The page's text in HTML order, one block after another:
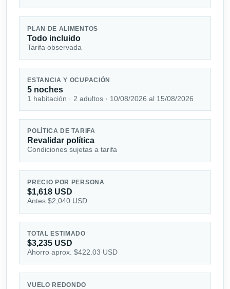
PLAN DE ALIMENTOS
Todo incluido
Tarifa observada
ESTANCIA Y OCUPACIÓN
5 noches
1 habitación · 2 adultos · 10/08/2026 al 15/08/2026
POLÍTICA DE TARIFA
Revalidar política
Condiciones sujetas a tarifa
PRECIO POR PERSONA
$1,618 USD
Antes $2,040 USD
TOTAL ESTIMADO
$3,235 USD
Ahorro aprox. $422.03 USD
VUELO REDONDO